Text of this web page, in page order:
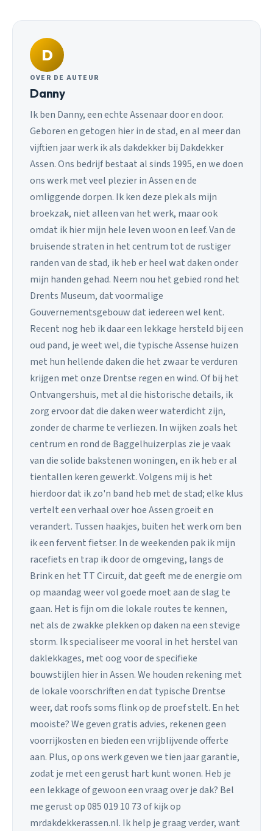
D
OVER DE AUTEUR
Danny
Ik ben Danny, een echte Assenaar door en door.
Geboren en getogen hier in de stad, en al meer dan
vijftien jaar werk ik als dakdekker bij Dakdekker
Assen. Ons bedrijf bestaat al sinds 1995, en we doen
ons werk met veel plezier in Assen en de
omliggende dorpen. Ik ken deze plek als mijn
broekzak, niet alleen van het werk, maar ook
omdat ik hier mijn hele leven woon en leef. Van de
bruisende straten in het centrum tot de rustiger
randen van de stad, ik heb er heel wat daken onder
mijn handen gehad. Neem nou het gebied rond het
Drents Museum, dat voormalige
Gouvernementsgebouw dat iedereen wel kent.
Recent nog heb ik daar een lekkage hersteld bij een
oud pand, je weet wel, die typische Assense huizen
met hun hellende daken die het zwaar te verduren
krijgen met onze Drentse regen en wind. Of bij het
Ontvangershuis, met al die historische details, ik
zorg ervoor dat die daken weer waterdicht zijn,
zonder de charme te verliezen. In wijken zoals het
centrum en rond de Baggelhuizerplas zie je vaak
van die solide bakstenen woningen, en ik heb er al
tientallen keren gewerkt. Volgens mij is het
hierdoor dat ik zo'n band heb met de stad; elke klus
vertelt een verhaal over hoe Assen groeit en
verandert. Tussen haakjes, buiten het werk om ben
ik een fervent fietser. In de weekenden pak ik mijn
racefiets en trap ik door de omgeving, langs de
Brink en het TT Circuit, dat geeft me de energie om
op maandag weer vol goede moet aan de slag te
gaan. Het is fijn om die lokale routes te kennen,
net als de zwakke plekken op daken na een stevige
storm. Ik specialiseer me vooral in het herstel van
daklekkages, met oog voor de specifieke
bouwstijlen hier in Assen. We houden rekening met
de lokale voorschriften en dat typische Drentse
weer, dat roofs soms flink op de proef stelt. En het
mooiste? We geven gratis advies, rekenen geen
voorrijkosten en bieden een vrijblijvende offerte
aan. Plus, op ons werk geven we tien jaar garantie,
zodat je met een gerust hart kunt wonen. Heb je
een lekkage of gewoon een vraag over je dak? Bel
me gerust op 085 019 10 73 of kijk op
mrdakdekkerassen.nl. Ik help je graag verder, want